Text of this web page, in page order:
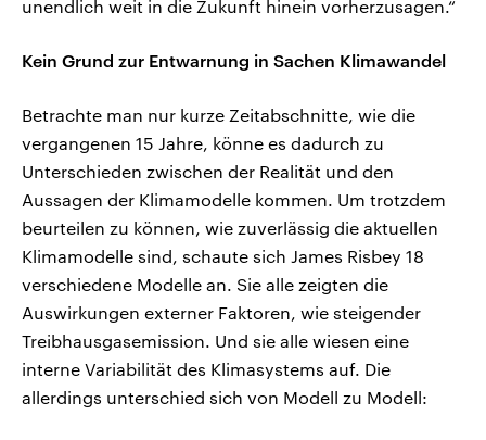
unendlich weit in die Zukunft hinein vorherzusagen.“
Kein Grund zur Entwarnung in Sachen Klimawandel
Betrachte man nur kurze Zeitabschnitte, wie die
vergangenen 15 Jahre, könne es dadurch zu
Unterschieden zwischen der Realität und den
Aussagen der Klimamodelle kommen. Um trotzdem
beurteilen zu können, wie zuverlässig die aktuellen
Klimamodelle sind, schaute sich James Risbey 18
verschiedene Modelle an. Sie alle zeigten die
Auswirkungen externer Faktoren, wie steigender
Treibhausgasemission. Und sie alle wiesen eine
interne Variabilität des Klimasystems auf. Die
allerdings unterschied sich von Modell zu Modell: